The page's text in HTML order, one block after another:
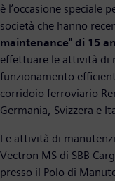
è l’occasione speciale
società che hanno
maintenance" di 15
effettuare le attività di
funzionamento
corridoio ferroviario
Germania, Svizzera e
Le attività di
Vectron MS di SBB
presso il Polo di